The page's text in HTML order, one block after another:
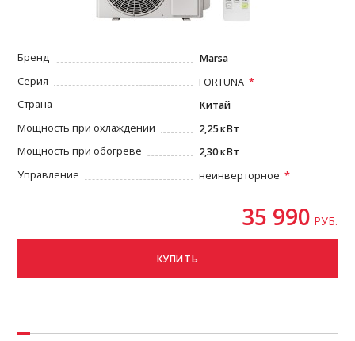
Бренд
Marsa
Серия
FORTUNA
Страна
Китай
Мощность при охлаждении
2,25 кВт
Мощность при обогреве
2,30 кВт
Управление
неинверторное
35 990 РУБ.
КУПИТЬ